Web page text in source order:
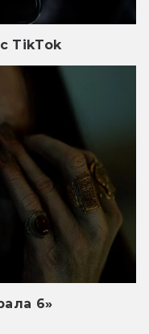
TikTok
6»